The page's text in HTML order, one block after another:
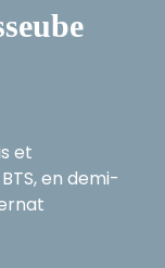
et
en demi-